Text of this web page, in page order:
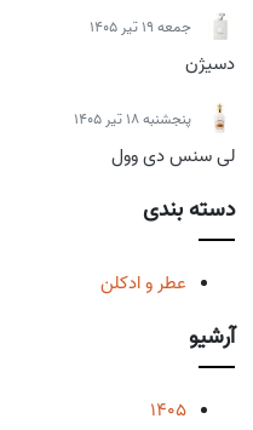
جمعه 19 تیر 1405
دسیژن
پنجشنبه 18 تیر 1405
لی سنس دی وول
دسته بندی
عطر و ادکلن
آرشیو
1405